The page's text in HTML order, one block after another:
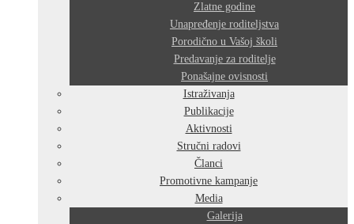
Zlatne godine
Unapređenje roditeljstva
Porodično u Vašoj školi
Predavanje za roditelje
Ponašajne ovisnosti
Istraživanja
Publikacije
Aktivnosti
Stručni radovi
Članci
Promotivne kampanje
Media
Galerija